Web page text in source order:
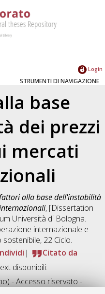
Login
STRUMENTI DI NAVIGAZIONE
base
dei prezzi
mercati
alla base dell'instabilità
, [Dissertation
Università di Bologna.
internazionale e
sostenibile, 22 Ciclo.
Citato da
disponibili:
- Accesso riservato -